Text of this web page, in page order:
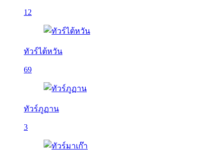
12
ทัวร์ไต้หวัน
69
ทัวร์ภูฏาน
3